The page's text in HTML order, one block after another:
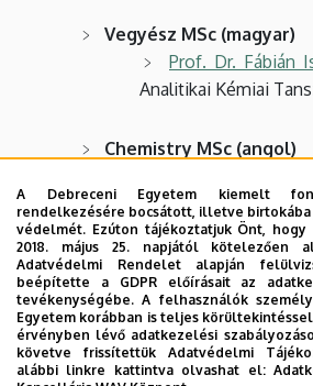
Vegyész MSc (magyar)
Prof. Dr. Fábián
Analitikai Kémiai
Chemistry MSc (angol)
Inorganic and
Chemical engineer MSc
Prof. Dr. Kéki
Applied Chemistry)
Kémia tanár (osztatlan)
A Debreceni Egyetem kiemelt
rendelkezésére bocsátott, illetve
védelmét. Ezúton tájékoztatjuk Önt, hogy
2018. május 25. napjától kötelezően
Adatvédelmi Rendelet alapján
beépítette a GDPR előírásait az
tevékenységébe. A felhasználók
Egyetem korábban is teljes
érvényben lévő adatkezelési
követve frissítettük Adatvédelmi
alábbi linkre kattintva olvashat el: